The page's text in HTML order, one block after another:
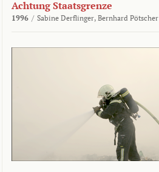
Achtung Staatsgrenze
1996 / Sabine Derflinger, Bernhard Pötscher